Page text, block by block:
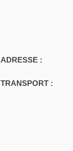
ADRESSE :
TRANSPORT :